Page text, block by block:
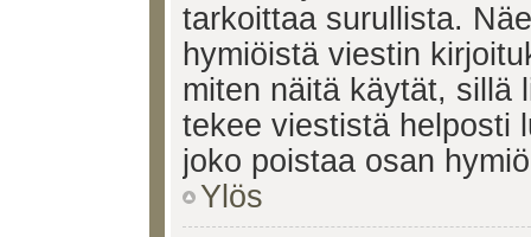
tarkoittaa surullista.
hymiöistä viestin
miten näitä käytät, sillä
tekee viestistä helposti
joko poistaa osan
Ylös